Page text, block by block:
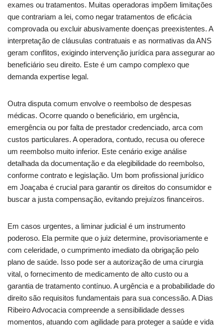
exames ou tratamentos. Muitas operadoras impõem limitações
que contrariam a lei, como negar tratamentos de eficácia
comprovada ou excluir abusivamente doenças preexistentes. A
interpretação de cláusulas contratuais e as normativas da ANS
geram conflitos, exigindo intervenção jurídica para assegurar ao
beneficiário seu direito. Este é um campo complexo que
demanda expertise legal.
Outra disputa comum envolve o reembolso de despesas
médicas. Ocorre quando o beneficiário, em urgência,
emergência ou por falta de prestador credenciado, arca com
custos particulares. A operadora, contudo, recusa ou oferece
um reembolso muito inferior. Este cenário exige análise
detalhada da documentação e da elegibilidade do reembolso,
conforme contrato e legislação. Um bom profissional jurídico
em Joaçaba é crucial para garantir os direitos do consumidor e
buscar a justa compensação, evitando prejuízos financeiros.
Em casos urgentes, a liminar judicial é um instrumento
poderoso. Ela permite que o juiz determine, provisoriamente e
com celeridade, o cumprimento imediato da obrigação pelo
plano de saúde. Isso pode ser a autorização de uma cirurgia
vital, o fornecimento de medicamento de alto custo ou a
garantia de tratamento contínuo. A urgência e a probabilidade do
direito são requisitos fundamentais para sua concessão. A Dias
Ribeiro Advocacia compreende a sensibilidade desses
momentos, atuando com agilidade para proteger a saúde e vida